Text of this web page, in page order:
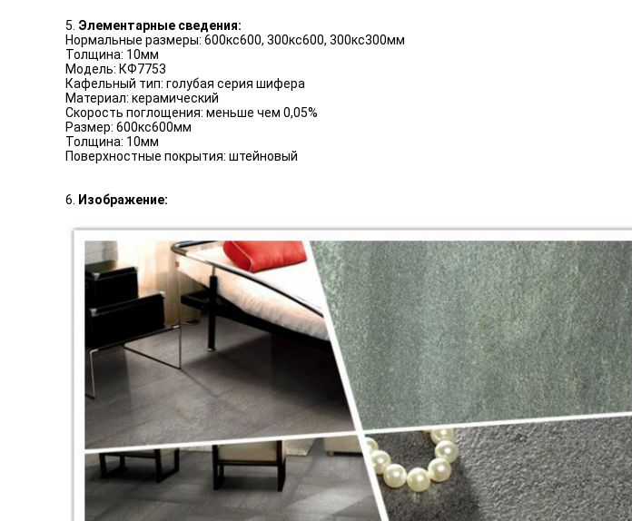
5. Элементарные сведения:
Нормальные размеры: 600кс600, 300кс600, 300кс300мм
Толщина: 10мм
Модель: КФ7753
Кафельный тип: голубая серия шифера
Материал: керамический
Скорость поглощения: меньше чем 0,05%
Размер: 600кс600мм
Толщина: 10мм
Поверхностные покрытия: штейновый
6. Изображение: